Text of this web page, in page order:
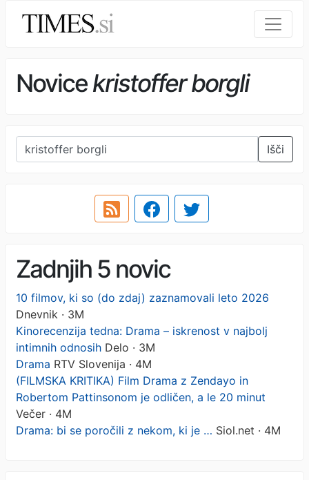
Novicekristoffer borgli
Išči
Zadnjih 5 novic
10 filmov, ki so (do zdaj) zaznamovali leto 2026
Dnevnik · 3M
Kinorecenzija tedna: Drama – iskrenost v najbolj
intimnih odnosih Delo · 3M
Drama RTV Slovenija · 4M
(FILMSKA KRITIKA) Film Drama z Zendayo in
Robertom Pattinsonom je odličen, a le 20 minut
Večer · 4M
Drama: bi se poročili z nekom, ki je … Siol.net · 4M